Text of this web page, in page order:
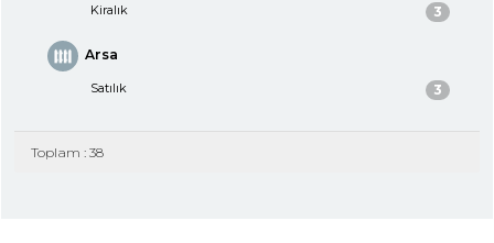
Kiralık 3
Arsa
Satılık 3
Toplam : 38